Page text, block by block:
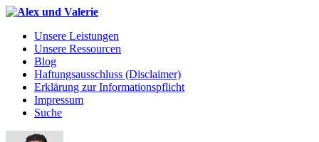
Unsere Leistungen
Unsere Ressourcen
Blog
Haftungsausschluss (Disclaimer)
Erklärung zur Informationspflicht
Impressum
Suche